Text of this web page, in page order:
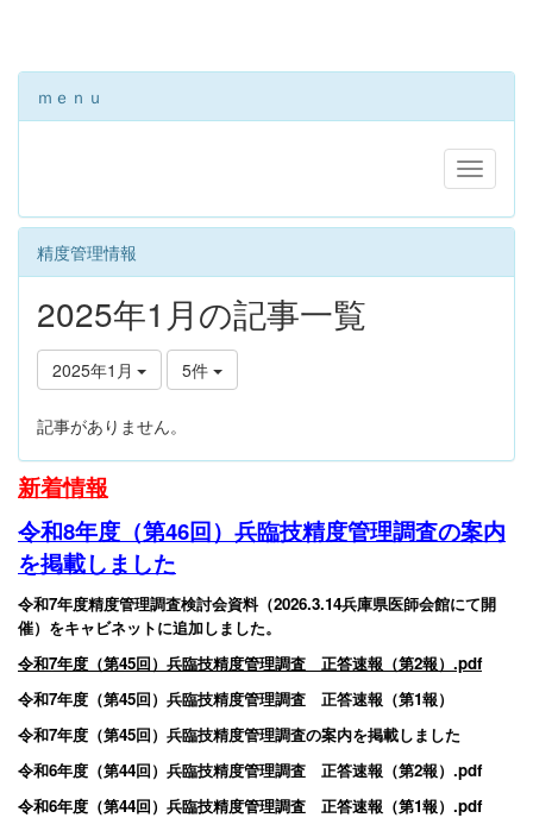
ｍｅｎｕ
精度管理情報
2025年1月の記事一覧
2025年1月 5件
記事がありません。
新着情報
令和8年度（第46回）兵臨技精度管理調査の案内
を掲載しました
令和7年度精度管理調査検討会資料（2026.3.14兵庫県医師会館にて開
催）をキャビネットに追加しました。
令和7年度（第45回）兵臨技精度管理調査 正答速報（第2報）.pdf
令和7年度（第45回）兵臨技精度管理調査 正答速報（第1報）
令和7年度（第45回）兵臨技精度管理調査の案内を掲載しました
令和6年度（第44回）兵臨技精度管理調査 正答速報（第2報）.pdf
令和6年度（第44回）兵臨技精度管理調査 正答速報（第1報）.pdf